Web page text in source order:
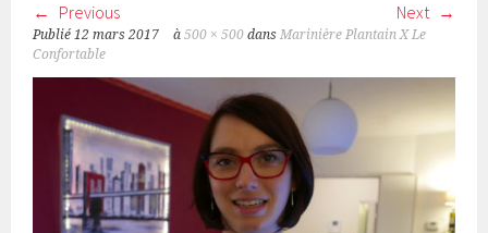
Previous Next
Publié12 mars 2017 à500 × 500 dansMarinière Plantain X Le
Confortable